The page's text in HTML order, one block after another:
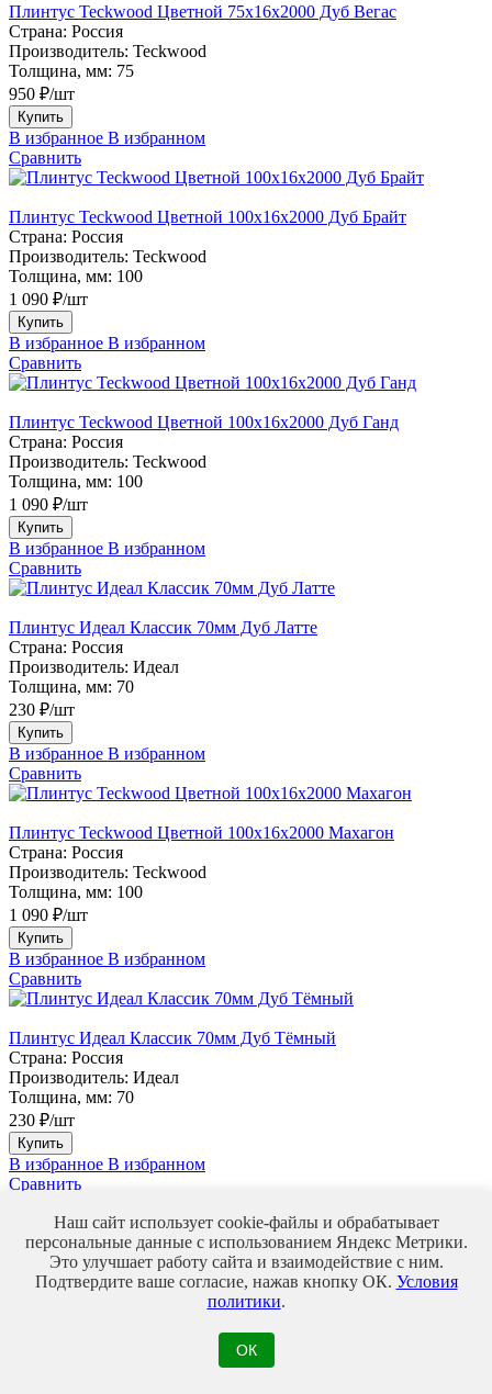
Плинтус Teckwood Цветной 75х16х2000 Дуб Вегас
Страна: Россия
Производитель: Teckwood
Толщина, мм: 75
950 ₽/шт
Купить
В избранное В избранном
Сравнить
Плинтус Teckwood Цветной 100x16х2000 Дуб Брайт
Страна: Россия
Производитель: Teckwood
Толщина, мм: 100
1 090 ₽/шт
Купить
В избранное В избранном
Сравнить
Плинтус Teckwood Цветной 100x16х2000 Дуб Ганд
Страна: Россия
Производитель: Teckwood
Толщина, мм: 100
1 090 ₽/шт
Купить
В избранное В избранном
Сравнить
Плинтус Идеал Классик 70мм Дуб Латте
Страна: Россия
Производитель: Идеал
Толщина, мм: 70
230 ₽/шт
Купить
В избранное В избранном
Сравнить
Плинтус Teckwood Цветной 100x16х2000 Махагон
Страна: Россия
Производитель: Teckwood
Толщина, мм: 100
1 090 ₽/шт
Купить
В избранное В избранном
Сравнить
Плинтус Идеал Классик 70мм Дуб Тёмный
Страна: Россия
Производитель: Идеал
Толщина, мм: 70
230 ₽/шт
Купить
В избранное В избранном
Сравнить
Укажите Ваши контактные данные,
и наш менеджер свяжется с Вами для оформления заказа
Ваше имя* Минимальная длина 3
символа
Телефон*
Мы используем файлы Cookie для улучшения работы,
персонализации и повышения удобства пользования нашим
Наш сайт использует cookie-файлы и обрабатывает
персональные данные с использованием Яндекс Метрики.
Это улучшает работу сайта и взаимодействие с ним.
Подтвердите ваше согласие, нажав кнопку ОК. Условия
политики.
ОК